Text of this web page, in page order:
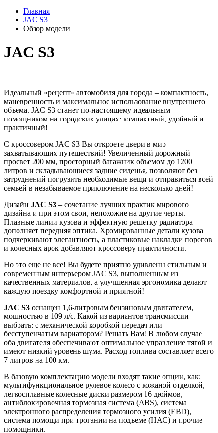
Главная
JAC S3
Обзор модели
JAC S3
Идеальный «рецепт» автомобиля для города – компактность,
маневренность и максимальное использование внутреннего
объема. JAC S3 станет по-настоящему идеальным
помощником на городских улицах: компактный, удобный и
практичный!
С кроссовером JAC S3 Вы откроете двери в мир
захватывающих путешествий! Увеличенный дорожный
просвет 200 мм, просторный багажник объемом до 1200
литров и складывающиеся задние сиденья, позволяют без
затруднений погрузить необходимые вещи и отправиться всей
семьей в незабываемое приключение на несколько дней!
Дизайн JAC S3 – сочетание лучших практик мирового
дизайна и при этом свои, непохожие на другие черты.
Плавные линии кузова и эффектную решетку радиатора
дополняет передняя оптика. Хромированные детали кузова
подчеркивают элегантность, а пластиковые накладки порогов
и колесных арок добавляют кроссоверу практичности.
Но это еще не все! Вы будете приятно удивлены стильным и
современным интерьером JAC S3, выполненным из
качественных материалов, а улучшенная эргономика делают
каждую поездку комфортной и приятной!
JAC S3 оснащен 1,6-литровым бензиновым двигателем,
мощностью в 109 л/с. Какой из вариантов трансмиссии
выбрать: с механической коробкой передач или
бесступенчатым вариатором? Решать Вам! В любом случае
оба двигателя обеспечивают оптимальное управление тягой и
имеют низкий уровень шума. Расход топлива составляет всего
7 литров на 100 км.
В базовую комплектацию модели входят такие опции, как:
мультифункциональное рулевое колесо с кожаной отделкой,
легкосплавные колесные диски размером 16 дюймов,
антиблокировочная тормозная система (ABS), система
электронного распределения тормозного усилия (EBD),
система помощи при трогании на подъеме (HAC) и прочие
помощники.